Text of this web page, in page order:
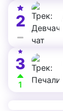
2
3
1